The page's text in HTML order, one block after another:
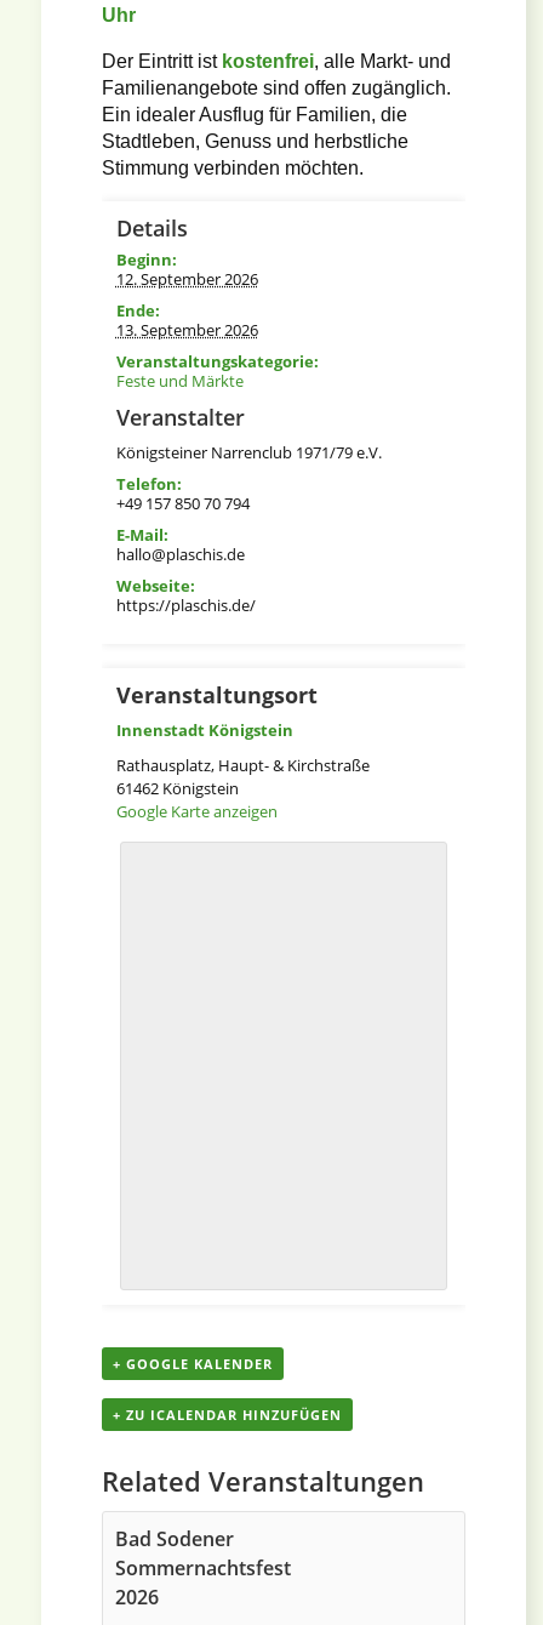
Uhr
Der Eintritt ist kostenfrei, alle Markt- und
Familienangebote sind offen zugänglich.
Ein idealer Ausflug für Familien, die
Stadtleben, Genuss und herbstliche
Stimmung verbinden möchten.
Details
Beginn:
12. September 2026
Ende:
13. September 2026
Veranstaltungskategorie:
Feste und Märkte
Veranstalter
Königsteiner Narrenclub 1971/79 e.V.
Telefon:
+49 157 850 70 794‬
E-Mail:
hallo@plaschis.de
Webseite:
https://plaschis.de/
Veranstaltungsort
Innenstadt Königstein
Rathausplatz, Haupt- & Kirchstraße
61462 Königstein
Google Karte anzeigen
+ GOOGLE KALENDER
+ ZU ICALENDAR HINZUFÜGEN
Related Veranstaltungen
Bad Sodener
Sommernachtsfest
2026